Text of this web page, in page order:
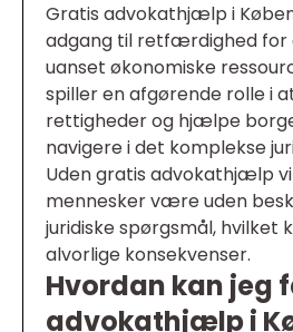
Gratis advokathjælp i
adgang til retfærdighed for
uanset økonomiske
spiller en afgørende rolle i
rettigheder og hjælpe
navigere i det komplekse
Uden gratis advokathjælp
mennesker være uden
juridiske spørgsmål, hvilket
alvorlige konsekvenser.
Hvordan kan jeg
advokathjælp i